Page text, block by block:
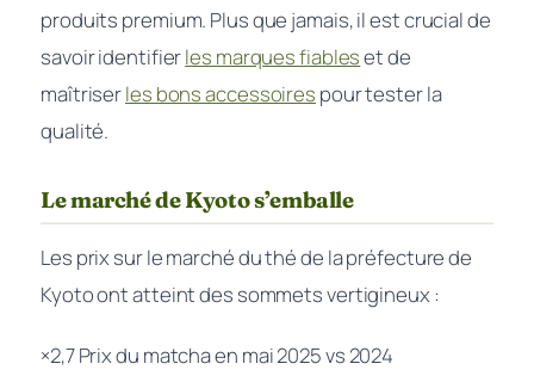
produits premium. Plus que jamais, il est crucial de
savoir identifierles marques fiableset de
maîtriserles bons accessoires pour tester la
qualité.
Le marché de Kyoto s’emballe
Les prix sur le marché du thé de la préfecture de
Kyoto ont atteint des sommets vertigineux :
×2,7Prix du matcha en mai 2025 vs 2024